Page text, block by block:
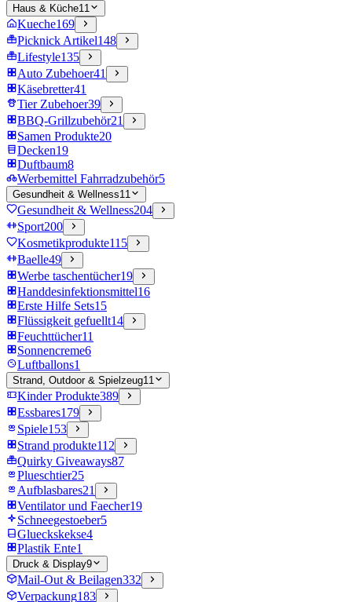
Haus & Küche11
Kueche169
Picknick Artikel148
Lifestyle135
Auto Zubehoer41
Käsebretter41
Tier Zubehoer39
BBQ-Grillzubehör21
Samen Produkte20
Decken19
Duftbaum8
Werbemittel Fahrradzubehör5
Gesundheit & Wellness11
Gesundheit & Wellness204
Sport200
Kosmetikprodukte115
Baelle49
Werbe taschentücher19
Handdesinfektionsmittel16
Erste Hilfe Sets15
Flüssigkeit gefuellt14
Feuchttücher11
Sonnencreme6
Luftballons1
Strand, Outdoor & Spielzeug11
Kinder Produkte389
Essbares179
Spiele153
Strand produkte112
Quirky Giveaways87
Plueschtier25
Aufblasbares21
Ventilator und Faecher19
Schneegestoeber5
Glueckskekse4
Plastik Ente1
Druck & Display9
Mail-Out & Beilagen332
Verpackung183